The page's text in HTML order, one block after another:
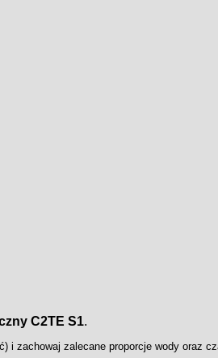
C2TE S1.
i zachowaj zalecane proporcje wody oraz